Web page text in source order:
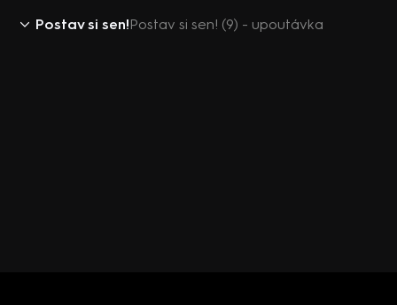
Postav si sen!Postav si sen! (9) - upoutávka